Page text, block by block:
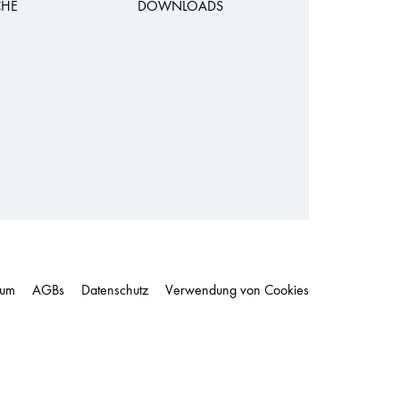
DOWNLOADS
AGBs Datenschutz Verwendung von Cookies